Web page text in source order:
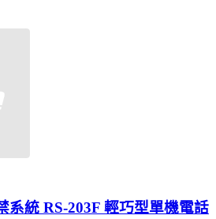
系統 RS-203F 輕巧型單機電話